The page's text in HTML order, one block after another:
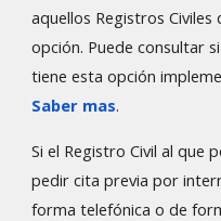
aquellos Registros
opción. Puede consultar
tiene esta opción
Saber mas.
Si el Registro Civil al que
pedir cita previa por
forma telefónica o de